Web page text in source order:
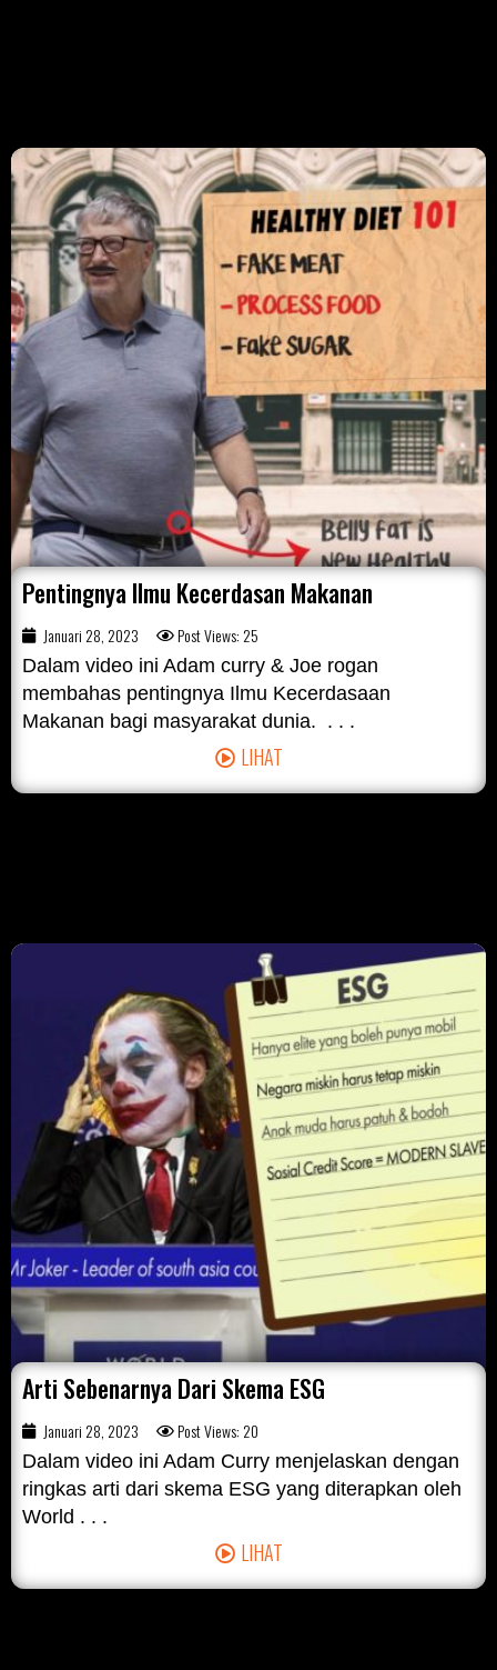
Pentingnya Ilmu Kecerdasan Makanan
Januari 28, 2023 Post Views: 25
Dalam video ini Adam curry & Joe rogan
membahas pentingnya Ilmu Kecerdasaan
Makanan bagi masyarakat dunia. . . .
LIHAT
Arti Sebenarnya Dari Skema ESG
Januari 28, 2023 Post Views: 20
Dalam video ini Adam Curry menjelaskan dengan
ringkas arti dari skema ESG yang diterapkan oleh
World . . .
LIHAT